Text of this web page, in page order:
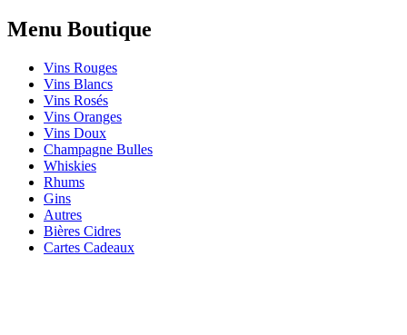
Menu Boutique
Vins Rouges
Vins Blancs
Vins Rosés
Vins Oranges
Vins Doux
Champagne Bulles
Whiskies
Rhums
Gins
Autres
Bières Cidres
Cartes Cadeaux